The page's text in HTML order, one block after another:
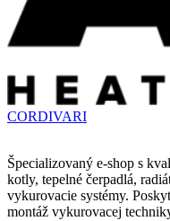
CORDIVARI
Špecializovaný e-shop s
kotly, tepelné čerpadlá,
vykurovacie systémy.
montáž vykurovacej